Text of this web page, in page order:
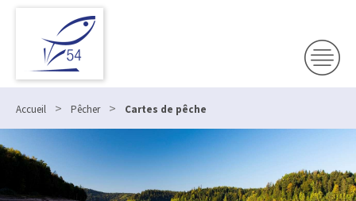
Accueil > Pêcher > Cartes de pêche